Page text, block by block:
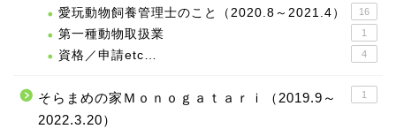
愛玩動物飼養管理士のこと（2020.8～2021.4） 16
第一種動物取扱業 1
資格／申請etc… 4
そらまめの家Ｍｏｎｏｇａｔａｒｉ（2019.9～
2022.3.20）
1